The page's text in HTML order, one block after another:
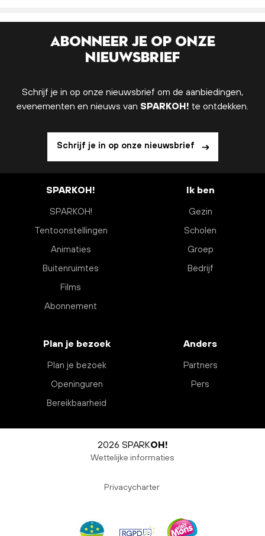
Abonneer je op onze
nieuwsbrief
Schrijf je in op onze nieuwsbrief om de aanbiedingen,
evenementen en nieuws van SPARKOH! te ontdekken.
Schrijf je in op onze nieuwsbrief
SPARKOH!
SPARKOH!
Tentoonstellingen
Animaties
Buitenruimtes
Films
Abonnement
Ik ben
Gezin
Scholen
Groep
Bedrijf
Plan je bezoek
Plan je bezoek
Openinguren
Bereikbaarheid
Anders
Partners
Pers
2026 SPARKOH!
Wettelijke informaties
Privacycharter